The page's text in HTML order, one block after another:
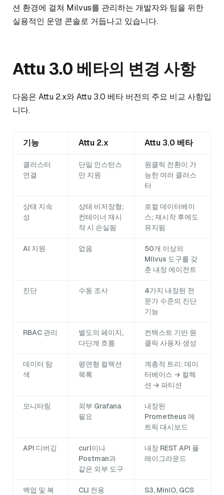
션 환경에 걸쳐 Milvus를 관리하는 개발자와 팀을 위한
실용적인 운영 콘솔로 거듭나고 있습니다.
Attu 3.0 베타의 변경 사항
다음은 Attu 2.x와 Attu 3.0 베타 버전의 주요 비교 사항입
니다.
기능 Attu 2.x Attu 3.0 베타
클러스터
연결
단일 인스턴스
만 지원
원클릭 전환이 가
능한 여러 클러스
터
상태 지속
성
상태 비저장형;
컨테이너 재시
작 시 손실됨
로컬 데이터베이
스; 재시작 후에도
유지됨
AI 지원 없음
50개 이상의
Milvus 도구를 갖
춘 내장 에이전트
진단 수동 조사
4가지 내장된 전
문가 수준의 진단
기능
RBAC 관리
별도의 페이지,
다단계 흐름
컨텍스트 기반 원
클릭 사용자 생성
데이터 탐
색
평면형 컬렉션
목록
계층적 트리: 데이
터베이스 → 컬렉
션 → 파티션
모니터링
외부 Grafana
필요
내장된
Prometheus 메
트릭 대시보드
API 디버깅
curl이나
Postman과
같은 외부 도구
내장 REST API 플
레이그라운드
백업 및 복
CLI 전용
S3, MinIO, GCS